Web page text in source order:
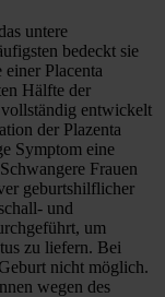
untere
bedeckt sie
Placenta
Hälfte der
vollständig entwickelt
der Plazenta
Symptom eine
Frauen
geburtshilflicher
und
um
zu liefern. Bei
nicht möglich.
wegen des